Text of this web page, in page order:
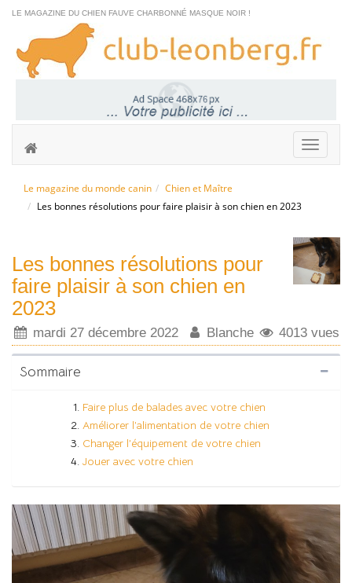
LE MAGAZINE DU CHIEN FAUVE CHARBONNÉ MASQUE NOIR !
Le magazine du monde canin
Chien et Maître
Les bonnes résolutions pour faire plaisir à son chien en 2023
Les bonnes résolutions pour
faire plaisir à son chien en
2023
mardi 27 décembre 2022 Blanche 4013 vues
Sommaire
Faire plus de balades avec votre chien
Améliorer l’alimentation de votre chien
Changer l’équipement de votre chien
Jouer avec votre chien